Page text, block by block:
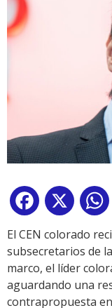
Facebook
X
El CEN colorado
subsecretarios de
marco, el líder
aguardando una
contrapropuesta